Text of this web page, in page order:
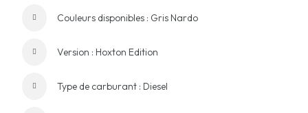
Couleurs disponibles : Gris Nardo
Version : Hoxton Edition
Type de carburant : Diesel